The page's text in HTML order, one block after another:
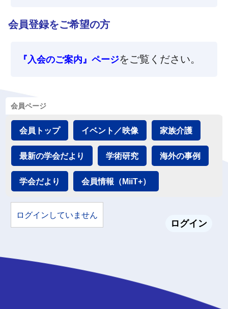
会員登録をご希望の方
『入会のご案内』ページをご覧ください。
会員ページ
会員トップ イベント／映像 家族介護
最新の学会だより 学術研究 海外の事例
学会だより 会員情報（MiiT+）
ログインしていません
ログイン